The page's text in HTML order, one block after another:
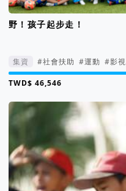
野！孩子起步走！
集資 #社會扶助 #運動 #影視
集資進度 117%